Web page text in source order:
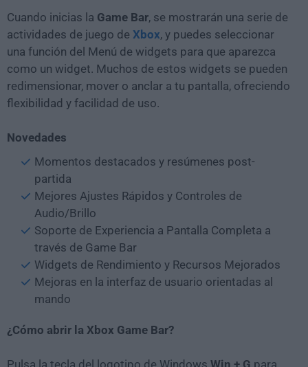
Cuando inicias la Game Bar, se mostrarán una serie de
actividades de juego de Xbox, y puedes seleccionar
una función del Menú de widgets para que aparezca
como un widget. Muchos de estos widgets se pueden
redimensionar, mover o anclar a tu pantalla, ofreciendo
flexibilidad y facilidad de uso.
Novedades
Momentos destacados y resúmenes post-
partida
Mejores Ajustes Rápidos y Controles de
Audio/Brillo
Soporte de Experiencia a Pantalla Completa a
través de Game Bar
Widgets de Rendimiento y Recursos Mejorados
Mejoras en la interfaz de usuario orientadas al
mando
¿Cómo abrir la Xbox Game Bar?
Pulsa la tecla del logotipo de Windows Win + G para